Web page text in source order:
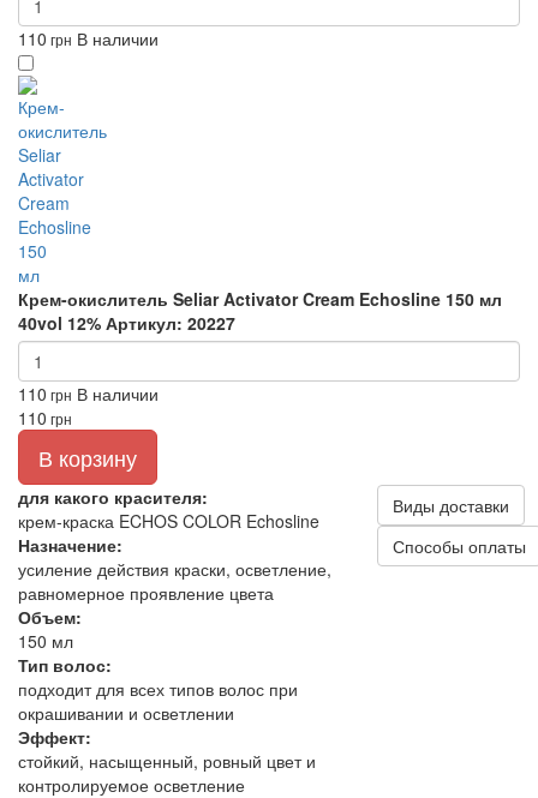
110 грн В наличии
Крем-окислитель Seliar Activator Cream Echosline 150 мл
40vol 12% Артикул: 20227
110 грн В наличии
110 грн
В корзину
для какого красителя:
крем-краска ECHOS COLOR Echosline
Назначение:
усиление действия краски, осветление,
равномерное проявление цвета
Объем:
150 мл
Тип волос:
подходит для всех типов волос при
окрашивании и осветлении
Эффект:
стойкий, насыщенный, ровный цвет и
контролируемое осветление
Виды доставки
Способы оплаты